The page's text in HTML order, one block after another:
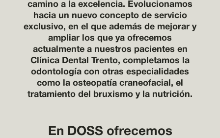
camino a la excelencia. Evolucionamos
hacia un nuevo concepto de servicio
exclusivo, en el que además de mejorar y
ampliar los que ya ofrecemos
actualmente a nuestros pacientes en
Clínica Dental Trento, completamos la
odontología con otras especialidades
como la osteopatía craneofacial, el
tratamiento del bruxismo y la nutrición.
En DOSS ofrecemos